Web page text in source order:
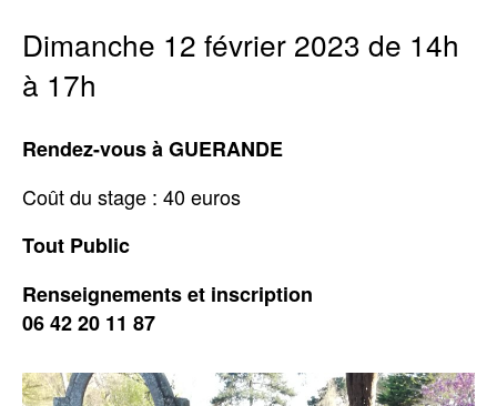
Dimanche 12 février 2023 de 14h
à 17h
Rendez-vous à GUERANDE
Coût du stage : 40 euros
Tout Public
Renseignements et inscription
06 42 20 11 87